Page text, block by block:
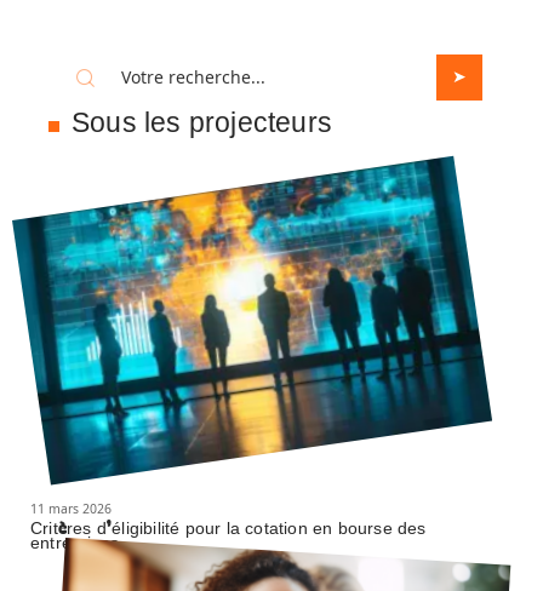
Sous les projecteurs
11 mars 2026
Critères d’éligibilité pour la cotation en bourse des
entreprises